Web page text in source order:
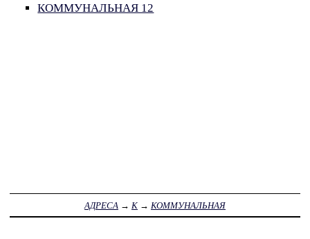
КОММУНАЛЬНАЯ 12
АДРЕСА → К → КОММУНАЛЬНАЯ